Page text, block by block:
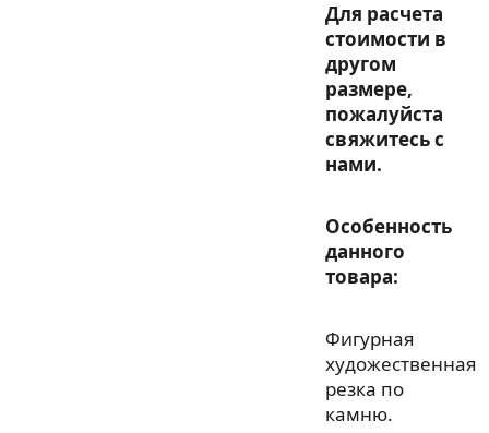
Для расчета
стоимости в
другом
размере,
пожалуйста
свяжитесь с
нами.
Особенность
данного
товара:
Фигурная
художественная
резка по
камню.